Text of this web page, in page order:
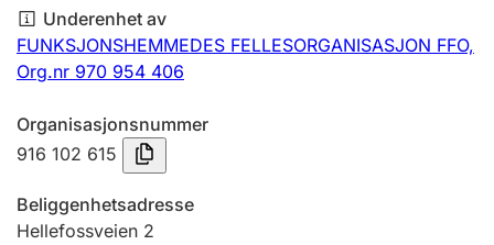
Tinglysing
Betaling og jegeravgiftskort
Ektepaktveileder
Underenhet av
FUNKSJONSHEMMEDES FELLESORGANISASJON FFO,
Org.nr 970 954 406
Organisasjonsnummer
916 102 615
Beliggenhetsadresse
Hellefossveien 2